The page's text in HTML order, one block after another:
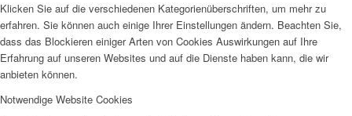
Klicken Sie auf die verschiedenen Kategorienüberschriften, um mehr zu
erfahren. Sie können auch einige Ihrer Einstellungen ändern. Beachten Sie,
dass das Blockieren einiger Arten von Cookies Auswirkungen auf Ihre
Erfahrung auf unseren Websites und auf die Dienste haben kann, die wir
anbieten können.
Notwendige Website Cookies